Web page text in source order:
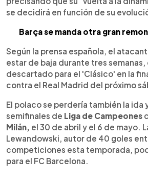
se decidirá en función de su
Barça se manda otra gran
Según la prensa española, el
estar de baja durante tres
descartado para el 'Clásico' en la
contra el Real Madrid del próximo
El polaco se perdería también la ida
semifinales de Liga de Campeones
Milán, el 30 de abril y el 6 de mayo.
Lewandowski, autor de 40 goles
competiciones esta temporada,
para el FC Barcelona.